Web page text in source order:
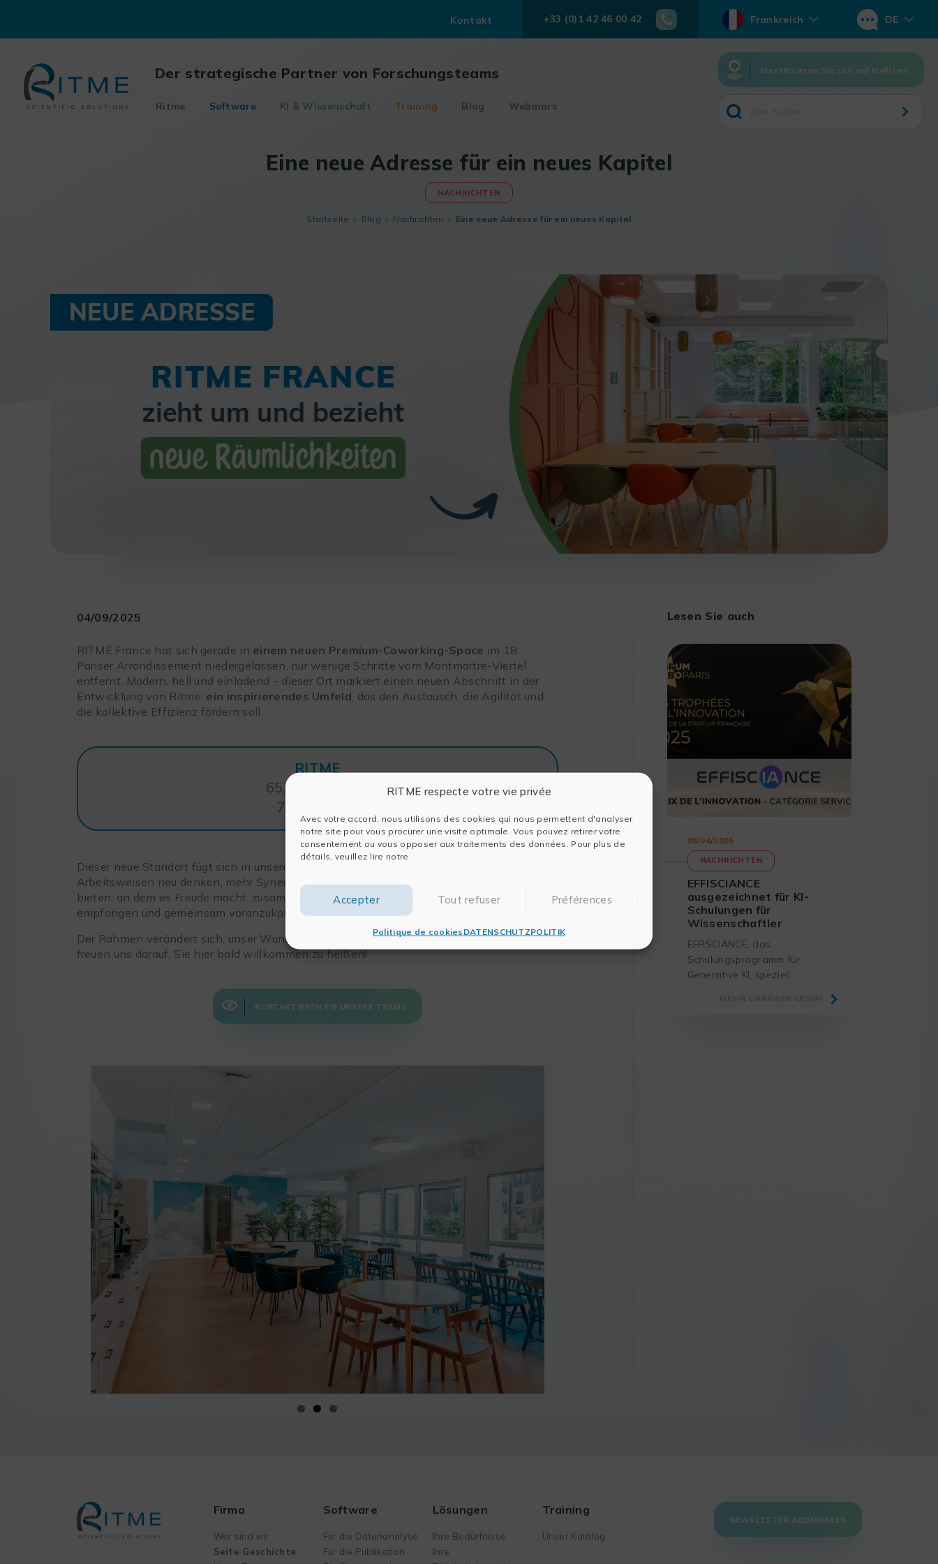
RITME respecte votre vie privée
Avec votre accord, nous utilisons des cookies qui nous permettent d'analyser
notre site pour vous procurer une visite optimale. Vous pouvez retirer votre
consentement ou vous opposer aux traitements des données. Pour plus de
détails, veuillez lire notre
Accepter Tout refuser Préférences
Politique de cookies DATENSCHUTZPOLITIK
content
Kontakt +33 (0)1 42 46 00 42 Frankreich DE
Der strategische Partner von Forschungsteams
Ritme Software KI & Wissenschaft Training Blog Webinars
Identifizieren Sie sich auf MyRitme
Eine neue Adresse für ein neues Kapitel
NACHRICHTEN
Startseite Blog Nachrichten Eine neue Adresse für ein neues Kapitel
04/09/2025
RITME France hat sich gerade in einem neuen Premium-Coworking-Space im 18.
Pariser Arrondissement niedergelassen, nur wenige Schritte vom Montmartre-Viertel
entfernt. Modern, hell und einladend – dieser Ort markiert einen neuen Abschnitt in der
Entwicklung von Ritme: ein inspirierendes Umfeld , das den Austausch, die Agilität und
die kollektive Effizienz fördern soll.
RITME
65, rue Ordener
75018 Paris
Dieser neue Standort fügt sich in unsere Dynamik der Weiterentwicklung ein: unsere
Arbeitsweisen neu denken, mehr Synergien zwischen den Teams schaffen und einen Ort
bieten, an dem es Freude macht, zusammenzukommen, unsere Kunden und Partner zu
empfangen und gemeinsam voranzukommen.
Der Rahmen verändert sich, unser Wunsch, Sie zu begleiten, bleibt unverändert. Wir
freuen uns darauf, Sie hier bald willkommen zu heißen!
KONTAKTIEREN SIE UNSERE TEAMS
Lesen Sie auch
08/04/2025
NACHRICHTEN
EFFISCIANCE
ausgezeichnet für KI-
Schulungen für
Wissenschaftler
EFFISCIANCE, das
Schulungsprogramm für
Generative KI, speziell
Firma
Wer sind wir
Seite Geschichte
Software
Für die Datenanalyse
Für die Publikation
Lösungen
Ihre Bedürfnisse
Ihre
Training
Unser Katalog
NEWSLETTER ABONNIEREN